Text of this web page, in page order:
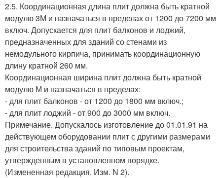
2.5. Координационная длина плит должна быть кратной
модулю 3М и назначаться в пределах от 1200 до 7200 мм
включ. Допускается для плит балконов и лоджий,
предназначенных для зданий со стенами из
немодульного кирпича, принимать координационную
длину кратной 260 мм.
Координационная ширина плит должна быть кратной
модулю М и назначаться в пределах:
- для плит балконов - от 1200 до 1800 мм включ.;
- для плит лоджий - от 900 до 3000 мм включ.
Примечание. Допускалось изготовление до 01.01.91 на
действующем оборудовании плит с другими размерами
для строительства зданий по типовым проектам,
утвержденным в установленном порядке.
(Измененная редакция, Изм. N 2).